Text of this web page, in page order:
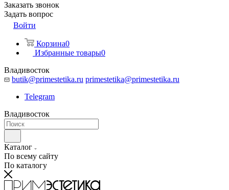
Заказать звонок
Задать вопрос
Войти
Корзина0
Избранные товары0
Владивосток
butik@primestetika.ru primestetika@primestetika.ru
Telegram
Владивосток
Каталог
По всему сайту
По каталогу